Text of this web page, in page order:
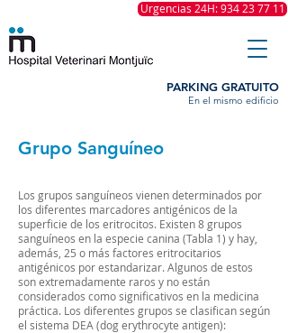
Urgencias 24H: 934 23 77 11
PARKING GRATUITO
En el mismo edificio
Grupo Sanguíneo
Los grupos sanguíneos vienen determinados por
los diferentes marcadores antigénicos de la
superficie de los eritrocitos. Existen 8 grupos
sanguíneos en la especie canina (Tabla 1) y hay,
además, 25 o más factores eritrocitarios
antigénicos por estandarizar. Algunos de estos
son extremadamente raros y no están
considerados como significativos en la medicina
práctica. Los diferentes grupos se clasifican según
el sistema DEA (dog erythrocyte antigen):